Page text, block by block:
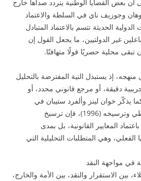
بعض القضايا الوطنية يتردد صداها خارج
وجوزيف ناي في السلطة والاعتماد
العلاقات الدولية الحديثة تتسم بالاعتماد المتبادل
غير الدولتيين، ما يجعل القول إن
تبقى محلية حصريًا قولًا متهافتًا.
إذ يستبدل النية المفترضة بالتحليل
دقيقة، أو مرجع قانوني محدد، أو
يذكّر خوان لينز وألفرد ستيبان في
مشكلات الانتقال الديمقراطي وترسيخه (1996)، فإن ترسيخ
المعايير القانونية، بل بمدى
الفعلي، وهي المتطلبات التحليلية التي
بين الاستقرار والنقد، بين الأمة والخارج،